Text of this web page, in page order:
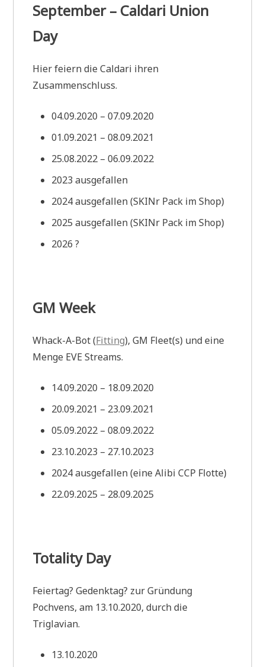
September – Caldari Union
Day
Hier feiern die Caldari ihren
Zusammenschluss.
04.09.2020 – 07.09.2020
01.09.2021 – 08.09.2021
25.08.2022 – 06.09.2022
2023 ausgefallen
2024 ausgefallen (SKINr Pack im Shop)
2025 ausgefallen (SKINr Pack im Shop)
2026 ?
GM Week
Whack-A-Bot (Fitting), GM Fleet(s) und eine
Menge EVE Streams.
14.09.2020 – 18.09.2020
20.09.2021 – 23.09.2021
05.09.2022 – 08.09.2022
23.10.2023 – 27.10.2023
2024 ausgefallen (eine Alibi CCP Flotte)
22.09.2025 – 28.09.2025
Totality Day
Feiertag? Gedenktag? zur Gründung
Pochvens, am 13.10.2020, durch die
Triglavian.
13.10.2020